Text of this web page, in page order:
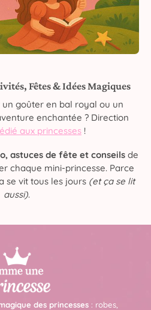
Fêtes & Idées Magiques
goûter en bal royal ou un
enchantée ? Direction
aux princesses !
astuces de fête et conseils de
chaque mini-princesse. Parce
se vit tous les jours (et ça se lit
aussi).
des princesses: robes,